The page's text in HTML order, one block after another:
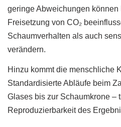
geringe Abweichungen können
Freisetzung von CO₂
Schaumverhalten als auch
verändern.
Hinzu kommt die menschliche
Standardisierte Abläufe beim
Glases bis zur Schaumkrone –
Reproduzierbarkeit des